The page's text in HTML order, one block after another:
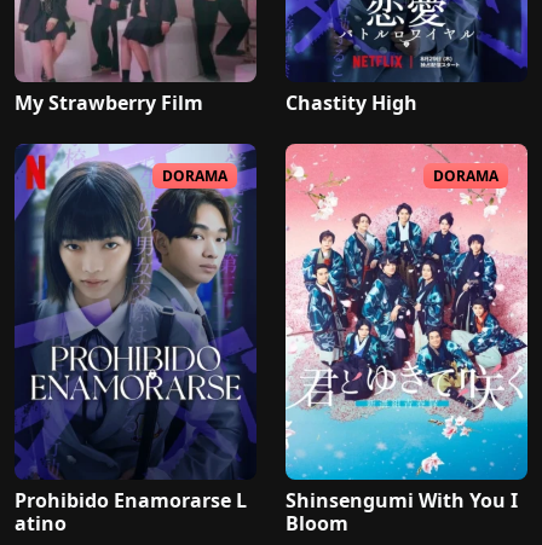
My Strawberry Film Chastity High
DORAMA
Prohibido Enamorarse L
atino
DORAMA
Shinsengumi With You I
Bloom